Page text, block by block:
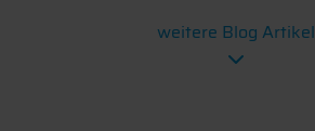
weitere Blog Artikel